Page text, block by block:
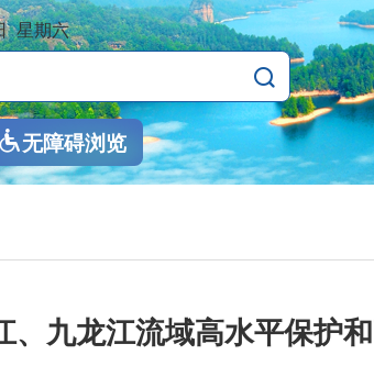
星期六
无障碍浏览
九龙江流域高水平保护